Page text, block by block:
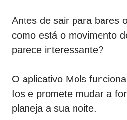
Antes de sair para bares
como está o movimento
parece interessante?
O aplicativo Mols
Ios e promete mudar a
planeja a sua noite.